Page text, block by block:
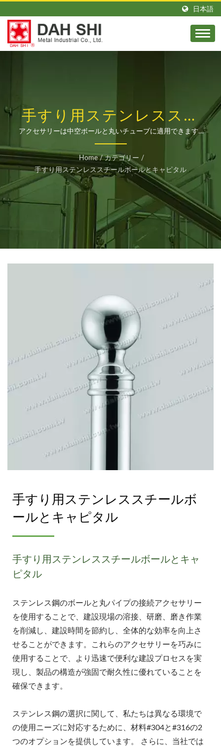
日本語
手すり用ステンレススチ
ールボールとキャピタル
| 壁掛けスチール手すり
＆手すりアクセサリー製
造メーカー | DAH SHI
アクセサリーは中空ボールと丸いチューブに適用できます -
外部、チューブに装着します / ステンレス製の階段手すりや
手すりの専門メーカーです。丸管や角管の転送や固定などの
問題を解決します。さまざまな直径やサイズのジョイントや
アクセサリーの完全なラインナップを取り揃えています。お
問い合わせはお電話または公式LINEアカウント：@dahshi
に追加してください。
Home / カテゴリー /
手すり用ステンレススチールボールとキャピタル
手すり用ステンレススチールボ
ールとキャピタル
手すり用ステンレススチールボールとキャ
ピタル
ステンレス鋼のボールと丸パイプの接続アクセサリー
を使用することで、建設現場の溶接、研磨、磨き作業
を削減し、建設時間を節約し、全体的な効率を向上さ
せることができます。これらのアクセサリーを巧みに
使用することで、より迅速で便利な建設プロセスを実
現し、製品の構造が強固で耐久性に優れていることを
確保できます。
ステンレス鋼の選択に関して、私たちは異なる環境で
の使用ニーズに対応するために、材料#304と#316の2
つのオプションを提供しています。 さらに、当社では